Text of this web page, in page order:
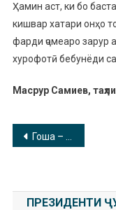
Ҳамин аст, ки бо
кишвар хатари онҳо
фарди ҷомеаро зарур
хурофотӣ бебунёди
Масрур Самиев,
Навигация
записям
Гоша – савдогари қаллоб ва ҳамнафаси Кабирӣ
ПРЕЗИДЕНТИ